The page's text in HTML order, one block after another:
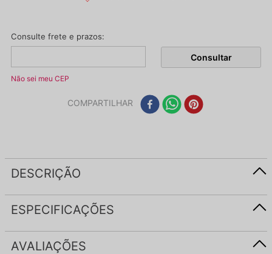
Não sei meu CEP
COMPARTILHAR
DESCRIÇÃO
ESPECIFICAÇÕES
AVALIAÇÕES